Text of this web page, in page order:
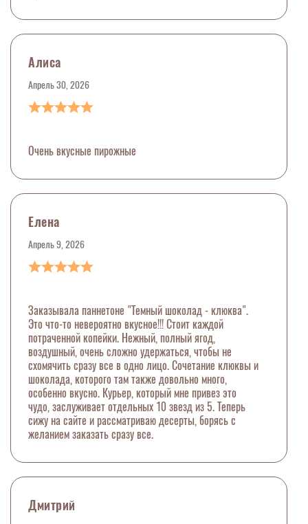
Алиса
Апрель 30, 2026
Очень вкусные пирожные
Елена
Апрель 9, 2026
Заказывала паннетоне "Темный шоколад - клюква".
Это что-то невероятно вкусное!!! Стоит каждой
потраченной копейки. Нежный, полный ягод,
воздушный, очень сложно удержаться, чтобы не
схомячить сразу все в одно лицо. Сочетание клюквы и
шоколада, которого там также довольно много,
особенно вкусно. Курьер, который мне привез это
чудо, заслуживает отдельных 10 звезд из 5. Теперь
сижу на сайте и рассматриваю десерты, борясь с
желанием заказать сразу все.
Дмитрий